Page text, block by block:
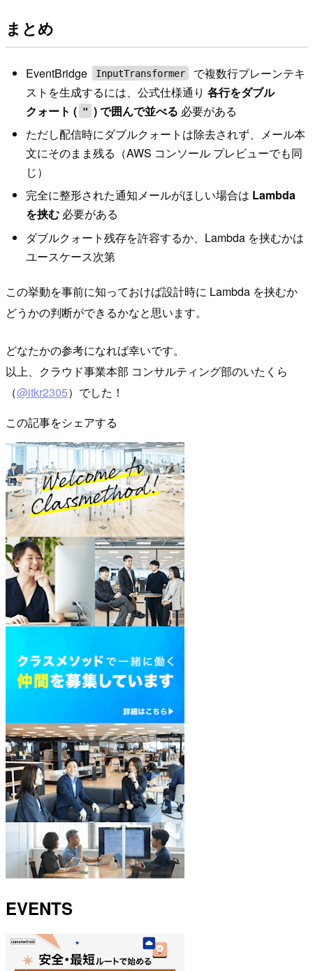
まとめ
EventBridge InputTransformer
で複数行プレーンテキ
ストを生成するには、公式仕様通り 各行をダブル
クォート ( " ) で囲んで並べる 必要がある
ただし配信時にダブルクォートは除去されず、メール本
文にそのまま残る（AWS コンソール プレビューでも同
じ）
完全に整形された通知メールがほしい場合は Lambda
を挟む必要がある
ダブルクォート残存を許容するか、Lambda を挟むかは
ユースケース次第
この挙動を事前に知っておけば設計時に Lambda を挟むか
どうかの判断ができるかなと思います。
どなたかの参考になれば幸いです。
以上、クラウド事業本部 コンサルティング部のいたくら
（@itkr2305）でした！
この記事をシェアする
EVENTS